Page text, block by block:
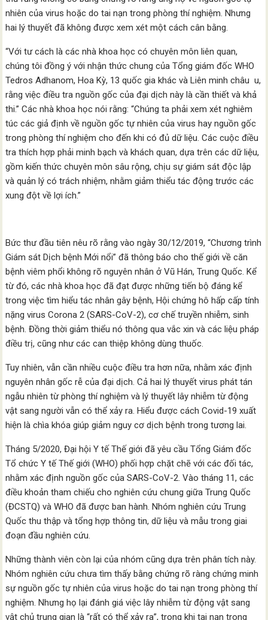
nhiên của virus hoặc do tai nạn trong phòng thí nghiệm. Nhưng
hai lý thuyết đã không được xem xét một cách cân bằng.
“Với tư cách là các nhà khoa học có chuyên môn liên quan,
chúng tôi đồng ý với nhận thức chung của Tổng giám đốc WHO
Tedros Adhanom, Hoa Kỳ, 13 quốc gia khác và Liên minh châu u,
rằng việc điều tra nguồn gốc của đại dịch này là cần thiết và khả
thi.” Các nhà khoa học nói rằng: “Chúng ta phải xem xét nghiêm
túc các giả định về nguồn gốc tự nhiên của virus hay nguồn gốc
trong phòng thí nghiệm cho đến khi có đủ dữ liệu. Các cuộc điều
tra thích hợp phải minh bạch và khách quan, dựa trên các dữ liệu,
gồm kiến thức chuyên môn sâu rộng, chịu sự giám sát độc lập
và quản lý có trách nhiệm, nhằm giảm thiểu tác động trước các
xung đột về lợi ích.”
Bức thư đầu tiên nêu rõ rằng vào ngày 30/12/2019, “Chương trình
Giám sát Dịch bệnh Mới nổi” đã thông báo cho thế giới về căn
bệnh viêm phổi không rõ nguyên nhân ở Vũ Hán, Trung Quốc. Kể
từ đó, các nhà khoa học đã đạt được những tiến bộ đáng kể
trong việc tìm hiểu tác nhân gây bệnh, Hội chứng hô hấp cấp tính
nặng virus Corona 2 (SARS-CoV-2), cơ chế truyền nhiễm, sinh
bệnh. Đồng thời giảm thiểu nó thông qua vắc xin và các liệu pháp
điều trị, cũng như các can thiệp không dùng thuốc.
Tuy nhiên, vẫn cần nhiều cuộc điều tra hơn nữa, nhằm xác định
nguyên nhân gốc rễ của đại dịch. Cả hai lý thuyết virus phát tán
ngẫu nhiên từ phòng thí nghiệm và lý thuyết lây nhiễm từ động
vật sang người vẫn có thể xảy ra. Hiểu được cách Covid-19 xuất
hiện là chìa khóa giúp giảm nguy cơ dịch bệnh trong tương lai.
Tháng 5/2020, Đại hội Y tế Thế giới đã yêu cầu Tổng Giám đốc
Tổ chức Y tế Thế giới (WHO) phối hợp chặt chẽ với các đối tác,
nhằm xác định nguồn gốc của SARS-CoV-2. Vào tháng 11, các
điều khoản tham chiếu cho nghiên cứu chung giữa Trung Quốc
(ĐCSTQ) và WHO đã được ban hành. Nhóm nghiên cứu Trung
Quốc thu thập và tổng hợp thông tin, dữ liệu và mẫu trong giai
đoạn đầu nghiên cứu.
Những thành viên còn lại của nhóm cũng dựa trên phân tích này.
Nhóm nghiên cứu chưa tìm thấy bằng chứng rõ ràng chứng minh
sự nguồn gốc tự nhiên của virus hoặc do tai nạn trong phòng thí
nghiệm. Nhưng họ lại đánh giá việc lây nhiễm từ động vật sang
vật chủ trung gian là “rất có thể xảy ra”, trong khi tai nạn trong